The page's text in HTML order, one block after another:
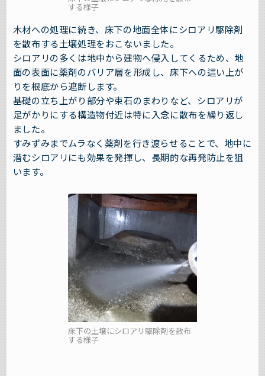
する様子
木材への処理に続き、床下の地面全体にシロアリ駆除剤
を散布する土壌処理をおこないました。
シロアリの多くは地中から建物へ侵入してくるため、地
面の表面に薬剤のバリア層を形成し、床下への這い上が
りを根底から遮断します。
基礎の立ち上がり部分や束石のまわりなど、シロアリが
足がかりにする構造物付近は特に入念に散布を繰り返し
ました。
すみずみまでムラなく薬剤を行き渡らせることで、地中に
潜むシロアリにも効果を発揮し、長期的な再発防止を狙
います。
床下の土壌にシロアリ駆除剤を散布
する様子